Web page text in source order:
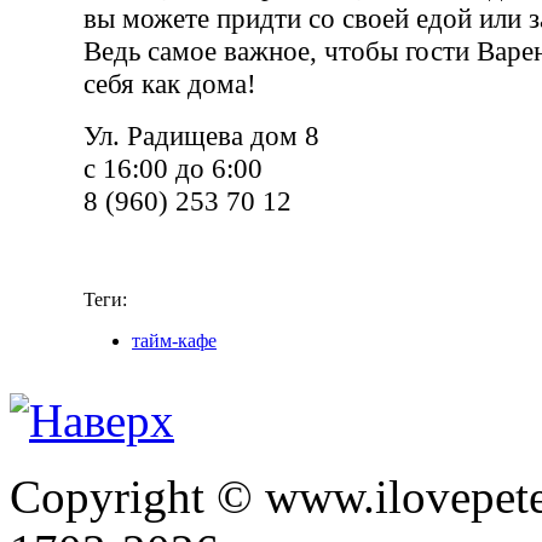
вы можете придти со своей едой или
Ведь самое важное, чтобы гости
себя как дома!
Ул. Радищева дом 8
с 16:00 до 6:00
8 (960) 253 70 12
Теги:
тайм-кафе
Copyright ©